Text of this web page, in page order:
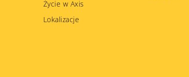
Życie w Axis
Lokalizacje